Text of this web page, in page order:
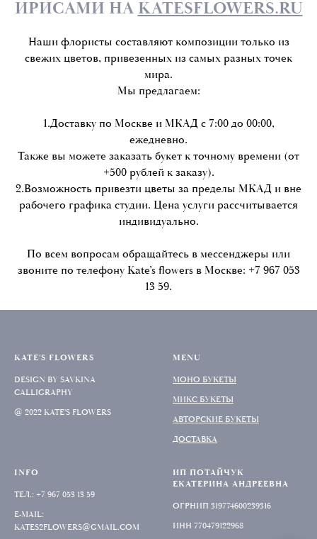
ИРИСАМИ НА KATESFLOWERS.RU
Наши флористы составляют композиции только из
свежих цветов, привезенных из самых разных точек
мира.
Мы предлагаем:
1.Доставку по Москве и МКАД с 7:00 до 00:00,
ежедневно.
Также вы можете заказать букет к точному времени (от
+500 рублей к заказу).
2.Возможность привезти цветы за пределы МКАД и вне
рабочего графика студии. Цена услуги рассчитывается
индивидуально.
По всем вопросам обращайтесь в мессенджеры или
звоните по телефону Kate’s flowers в Москве: +7 967 053
13 59.
KATE'S FLOWERS
DESIGN BY SAVKINA
CALLIGRAPHY
@ 2022 KATE'S FLOWERS
MENU
МОНО БУКЕТЫ
МИКС БУКЕТЫ
АВТОРСКИЕ БУКЕТЫ
ДОСТАВКА
INFO
ТЕЛ.: +7 967 053 13 59
E-MAIL:
KATES2FLOWERS@GMAIL.COM
ИП ПОТАЙЧУК
ЕКАТЕРИНА АНДРЕЕВНА
ОГРНИП 319774600239316
ИНН 770479122968